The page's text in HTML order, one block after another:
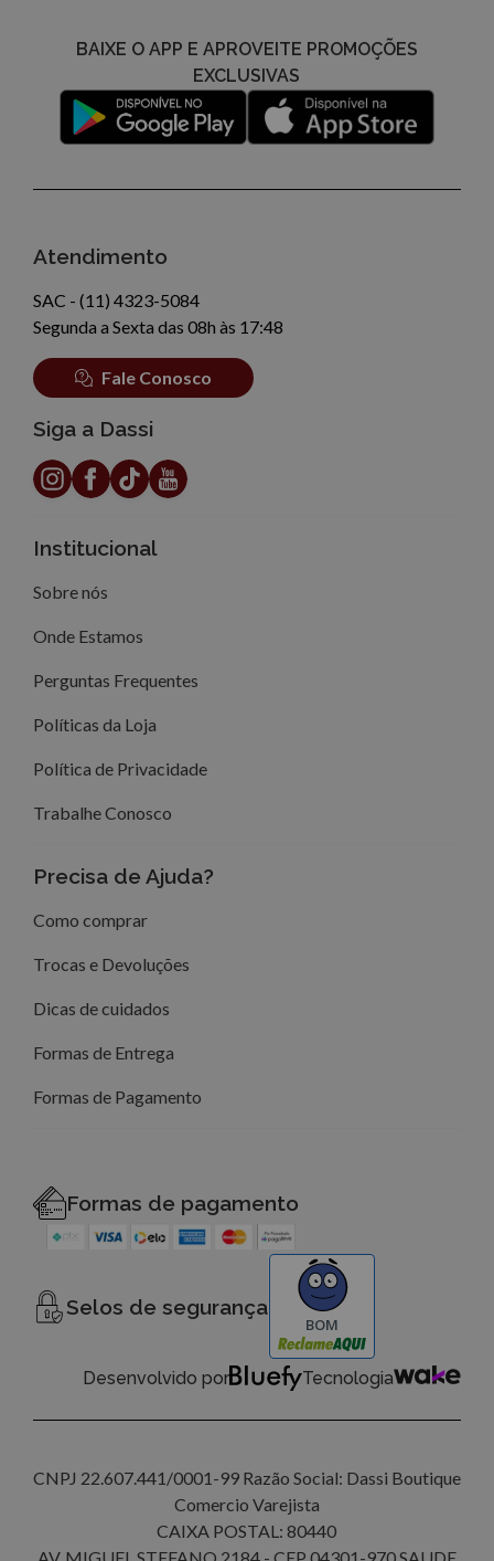
BAIXE O APP E APROVEITE PROMOÇÕES
EXCLUSIVAS
Atendimento
SAC - (11) 4323-5084
Segunda a Sexta das 08h às 17:48
Fale Conosco
Siga a Dassi
Institucional
Sobre nós
Onde Estamos
Perguntas Frequentes
Políticas da Loja
Política de Privacidade
Trabalhe Conosco
Precisa de Ajuda?
Como comprar
Trocas e Devoluções
Dicas de cuidados
Formas de Entrega
Formas de Pagamento
Formas de pagamento
Selos de segurança
BOM
Desenvolvido por Tecnologia
CNPJ 22.607.441/0001-99 Razão Social: Dassi Boutique
Comercio Varejista
CAIXA POSTAL: 80440